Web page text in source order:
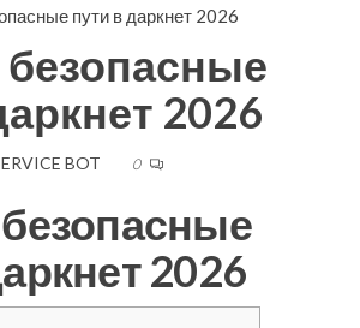
пути в даркнет 2026
безопасные
2026
BOT 0
2026